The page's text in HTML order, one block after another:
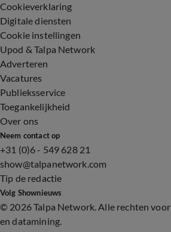
Cookieverklaring
Digitale diensten
Cookie instellingen
Upod & Talpa Network
Adverteren
Vacatures
Publieksservice
Toegankelijkheid
Over ons
Neem contact op
+31 (0)6 - 549 628 21
show@talpanetwork.com
Tip de redactie
Volg Shownieuws
© 2026 Talpa Network. Alle rechten
en datamining.